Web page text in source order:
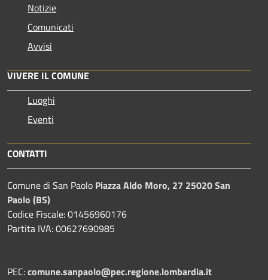
Notizie
Comunicati
Avvisi
VIVERE IL COMUNE
Luoghi
Eventi
CONTATTI
Comune di San Paolo Piazza Aldo Moro, 27 25020 San
Paolo (BS)
Codice Fiscale: 01456960176
Partita IVA: 00627690985
PEC:comune.sanpaolo@pec.regione.lombardia.it